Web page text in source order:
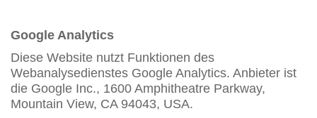
Google Analytics
Diese Website nutzt Funktionen des
Webanalysedienstes Google Analytics. Anbieter ist
die Google Inc., 1600 Amphitheatre Parkway,
Mountain View, CA 94043, USA.